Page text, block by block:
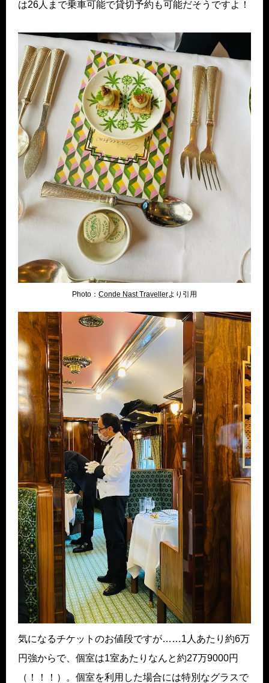
は26人まで乗車可能で貸切予約も可能だそうですよ！
Photo： Conde Nast Travellerより引用
気になるチケットのお値段ですが……1人あたり約6万
円強からで、個室は1室あたりなんと約27万9000円
（！！！）。個室を利用した場合には特別なグラスで